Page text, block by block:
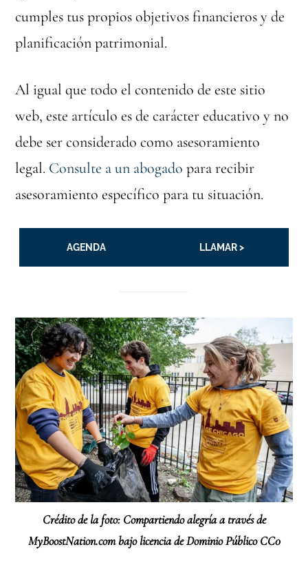
cumples tus propios objetivos financieros y de
planificación patrimonial.
Al igual que todo el contenido de este sitio
web, este artículo es de carácter educativo y no
debe ser considerado como asesoramiento
legal. Consulte a un abogado para recibir
asesoramiento específico para tu situación.
AGENDA LLAMAR >
Crédito de la foto: Compartiendo alegría a través de
MyBoostNation.com bajo licencia de Dominio Público CC0